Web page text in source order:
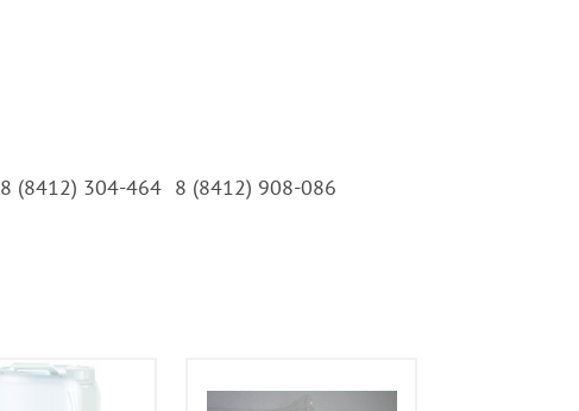
8 (8412) 304-464 8 (8412) 908-086